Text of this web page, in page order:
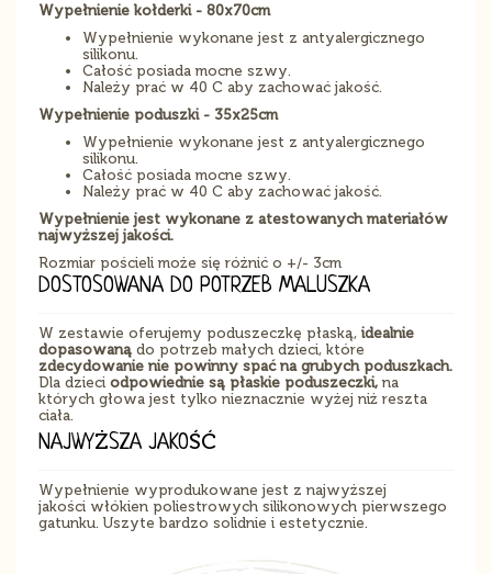
Wypełnienie kołderki - 80x70cm
Wypełnienie wykonane jest z antyalergicznego
silikonu.
Całość posiada mocne szwy.
Należy prać w 40 C aby zachować jakość.
Wypełnienie poduszki - 35x25cm
Wypełnienie wykonane jest z antyalergicznego
silikonu.
Całość posiada mocne szwy.
Należy prać w 40 C aby zachować jakość.
Wypełnienie jest wykonane z atestowanych materiałów
najwyższej jakości.
Rozmiar pościeli może się różnić o +/- 3cm
DOSTOSOWANA DO POTRZEB MALUSZKA
W zestawie oferujemy poduszeczkę płaską, idealnie
dopasowaną do potrzeb małych dzieci, które
zdecydowanie nie powinny spać na grubych poduszkach.
Dla dzieci odpowiednie są płaskie poduszeczki, na
których głowa jest tylko nieznacznie wyżej niż reszta
ciała.
NAJWYŻSZA JAKOŚĆ
Wypełnienie wyprodukowane jest z najwyższej
jakości włókien poliestrowych silikonowych pierwszego
gatunku. Uszyte bardzo solidnie i estetycznie.